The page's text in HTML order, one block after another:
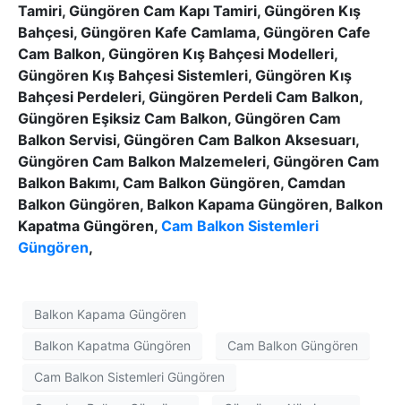
Tamiri, Güngören Cam Kapı Tamiri, Güngören Kış
Bahçesi, Güngören Kafe Camlama, Güngören Cafe
Cam Balkon, Güngören Kış Bahçesi Modelleri,
Güngören Kış Bahçesi Sistemleri, Güngören Kış
Bahçesi Perdeleri, Güngören Perdeli Cam Balkon,
Güngören Eşiksiz Cam Balkon, Güngören Cam
Balkon Servisi, Güngören Cam Balkon Aksesuarı,
Güngören Cam Balkon Malzemeleri, Güngören Cam
Balkon Bakımı, Cam Balkon Güngören, Camdan
Balkon Güngören, Balkon Kapama Güngören, Balkon
Kapatma Güngören, Cam Balkon Sistemleri
Güngören,
Balkon Kapama Güngören
Balkon Kapatma Güngören Cam Balkon Güngören
Cam Balkon Sistemleri Güngören